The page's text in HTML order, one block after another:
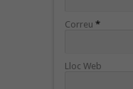
Correu *
Lloc Web